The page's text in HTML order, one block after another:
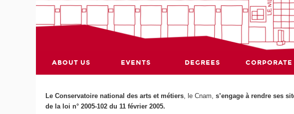
ABOUT US EVENTS DEGREES CORPORATE
Le Conservatoire national des arts et métiers, le Cnam,s’engage à rendre ses
de la loi n° 2005-102 du 11 février 2005.